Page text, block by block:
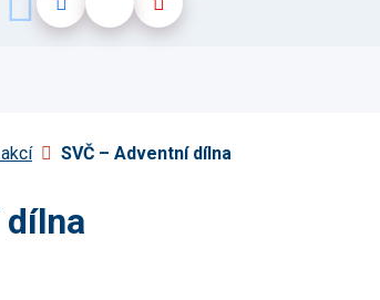
SVČ – Adventní dílna
dílna